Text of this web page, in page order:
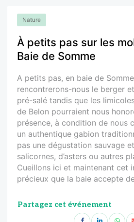
Nature
À petits pas sur les
Baie de Somme
A petits pas, en baie de
rencontrerons-nous le berger
pré-salé tandis que les
de Belon pourraient nous
présence, à condition de nous
un authentique gabion
pas une dégustation sauvage
salicornes, d’asters ou autres
Cueillons ici et maintenant cet
précieux que la baie accepte
Partagez cet événement